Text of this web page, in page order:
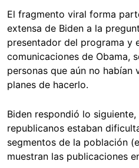
El fragmento viral forma
extensa de Biden a la
presentador del programa y
comunicaciones de Obama,
personas que aún no
planes de hacerlo.
Biden respondió lo
republicanos estaban
segmentos de la población
muestran las publicaciones